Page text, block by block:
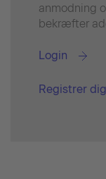
anmodning
bekræfter
Login
Registrer